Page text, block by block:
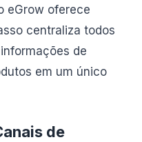
eGrow oferece
centraliza todos
de
em um único
de